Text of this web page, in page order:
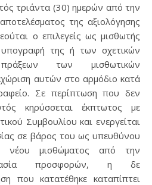
τριάντα (30) ημερών από την
της αξιολόγησης
ο επιλεγείς ως μισθωτής
της ή των σχετικών
πράξεων των μισθωτικών
αυτών στο αρμόδιο κατά
Σε περίπτωση που δεν
κηρύσσεται έκπτωτος με
Συμβουλίου και ενεργείται
σε βάρος του ως υπευθύνου
μισθώματος από την
προσφορών, η δε
που κατατέθηκε καταπίπτει